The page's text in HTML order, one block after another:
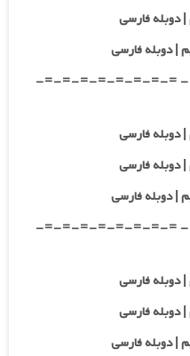
-=-=-=-=-=-=-=-
-=-=-=-=-=-=-=-